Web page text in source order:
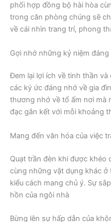
phối hợp đồng bộ hài hòa
trong căn phòng chúng sẽ
về cái nhìn trang trí, phong
Gợi nhớ những kỷ niệm
Đem lại lợi ích về tinh thần
các ký ức đáng nhớ về gia
thương nhớ về tổ ấm nơi mà
đạc gắn kết với mỗi khoảng
Mang đến văn hóa của việc
Quạt trần đèn khi được
cùng những vật dụng khác
kiểu cách mang chủ ý. Sự
hồn của ngôi nhà
Bừng lên sự hấp dẫn của